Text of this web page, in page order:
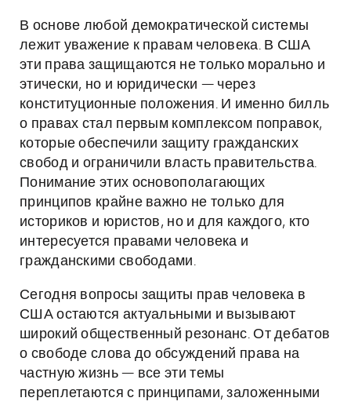
В основе любой демократической системы
лежит уважение к правам человека. В США
эти права защищаются не только морально и
этически, но и юридически — через
конституционные положения. И именно билль
о правах стал первым комплексом поправок,
которые обеспечили защиту гражданских
свобод и ограничили власть правительства.
Понимание этих основополагающих
принципов крайне важно не только для
историков и юристов, но и для каждого, кто
интересуется правами человека и
гражданскими свободами.
Сегодня вопросы защиты прав человека в
США остаются актуальными и вызывают
широкий общественный резонанс. От дебатов
о свободе слова до обсуждений права на
частную жизнь — все эти темы
переплетаются с принципами, заложенными